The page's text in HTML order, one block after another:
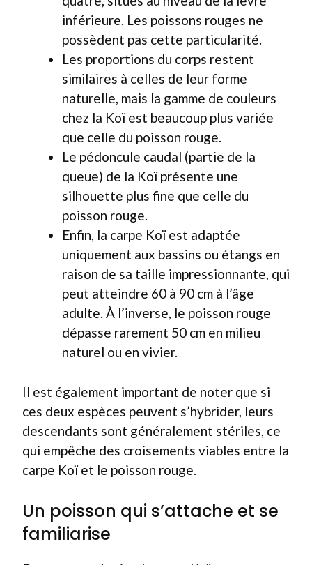
inférieure. Les poissons rouges ne
possèdent pas cette particularité.
Les proportions du corps restent
similaires à celles de leur forme
naturelle, mais la gamme de couleurs
chez la Koï est beaucoup plus variée
que celle du poisson rouge.
Le pédoncule caudal (partie de la
queue) de la Koï présente une
silhouette plus fine que celle du
poisson rouge.
Enfin, la carpe Koï est adaptée
uniquement aux bassins ou étangs en
raison de sa taille impressionnante, qui
peut atteindre 60 à 90 cm à l’âge
adulte. À l’inverse, le poisson rouge
dépasse rarement 50 cm en milieu
naturel ou en vivier.
Il est également important de noter que si
ces deux espèces peuvent s’hybrider, leurs
descendants sont généralement stériles, ce
qui empêche des croisements viables entre la
carpe Koï et le poisson rouge.
Un poisson qui s’attache et se
familiarise